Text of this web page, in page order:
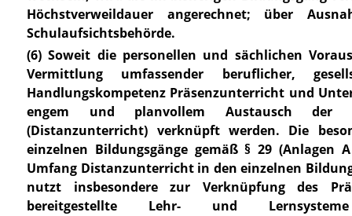
Höchstverweildauer angerechnet; über
Schulaufsichtsbehörde.
(6) Soweit die personellen und sächlichen
Vermittlung umfassender beruflicher,
Handlungskompetenz Präsenzunterricht und
engem und planvollem Austausch der
(Distanzunterricht) verknüpft werden. Die
einzelnen Bildungsgänge gemäß § 29 (Anlagen
Umfang Distanzunterricht in den einzelnen
nutzt insbesondere zur Verknüpfung des
bereitgestellte Lehr- und